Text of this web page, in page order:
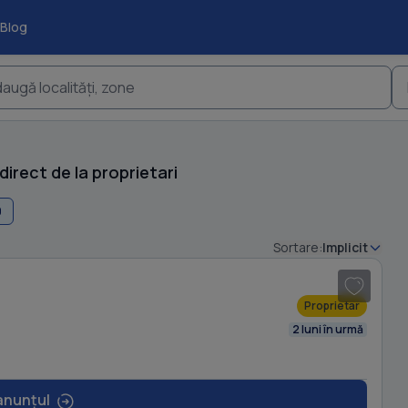
Blog
localități, zone
de la proprietari
Sortare:Implicit
Proprietar
2 luni în urmă